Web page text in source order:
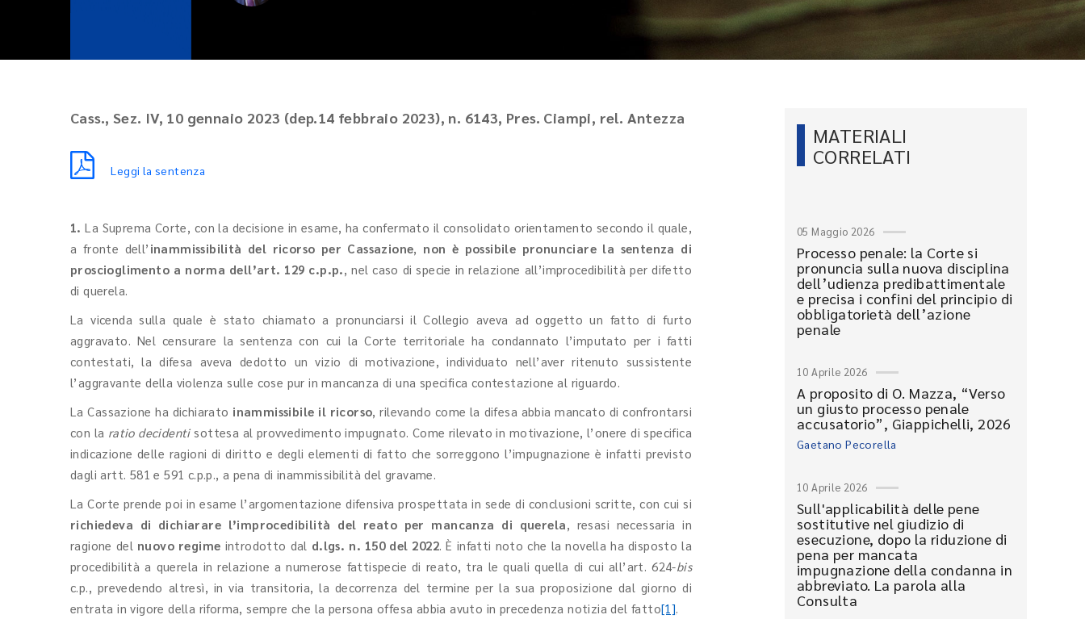
Cass., Sez. IV, 10 gennaio 2023 (dep.14 febbraio 2023), n. 6143, Pres. Ciampi, rel. Antezza
Leggi la sentenza
1. La Suprema Corte, con la decisione in esame, ha confermato il consolidato orientamento secondo il quale,
a fronte dell’ inammissibilità del ricorso per Cassazione, non è possibile pronunciare la sentenza di
proscioglimento a norma dell’art. 129 c.p.p., nel caso di specie in relazione all’improcedibilità per difetto
di querela.
La vicenda sulla quale è stato chiamato a pronunciarsi il Collegio aveva ad oggetto un fatto di furto
aggravato. Nel censurare la sentenza con cui la Corte territoriale ha condannato l’imputato per i fatti
contestati, la difesa aveva dedotto un vizio di motivazione, individuato nell’aver ritenuto sussistente
l’aggravante della violenza sulle cose pur in mancanza di una specifica contestazione al riguardo.
La Cassazione ha dichiarato inammissibile il ricorso, rilevando come la difesa abbia mancato di confrontarsi
con la ratio decidentisottesa al provvedimento impugnato. Come rilevato in motivazione, l’onere di specifica
indicazione delle ragioni di diritto e degli elementi di fatto che sorreggono l’impugnazione è infatti previsto
dagli artt. 581 e 591 c.p.p., a pena di inammissibilità del gravame.
La Corte prende poi in esame l’argomentazione difensiva prospettata in sede di conclusioni scritte, con cui si
richiedeva di dichiarare l’improcedibilità del reato per mancanza di querela, resasi necessaria in
ragione del nuovo regime introdotto dal d.lgs. n. 150 del 2022. È infatti noto che la novella ha disposto la
procedibilità a querela in relazione a numerose fattispecie di reato, tra le quali quella di cui all’art. 624-bis
c.p., prevedendo altresì, in via transitoria, la decorrenza del termine per la sua proposizione dal giorno di
entrata in vigore della riforma, sempre che la persona offesa abbia avuto in precedenza notizia del fatto[1].
MATERIALI
CORRELATI
05 Maggio 2026
Processo penale: la Corte si
pronuncia sulla nuova disciplina
dell’udienza predibattimentale
e precisa i confini del principio di
obbligatorietà dell’azione
penale
10 Aprile 2026
A proposito di O. Mazza, “Verso
un giusto processo penale
accusatorio”, Giappichelli, 2026
Gaetano Pecorella
10 Aprile 2026
Sull'applicabilità delle pene
sostitutive nel giudizio di
esecuzione, dopo la riduzione di
pena per mancata
impugnazione della condanna in
abbreviato. La parola alla
Consulta